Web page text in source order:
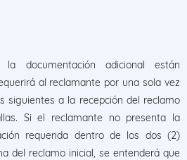
documentación adicional están
al reclamante por una sola vez
siguientes a la recepción del reclamo
Si el reclamante no presenta la
requerida dentro de los dos (2)
del reclamo inicial, se entenderá que